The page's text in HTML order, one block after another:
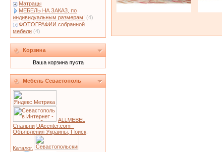
Матрацы
МЕБЕЛЬ НА ЗАКАЗ, по
индивидуальным размерам! (4)
ФОТОГРАФИИ собранной
мебели (4)
Корзина
Ваша корзина пуста
Мебель Севастополь
ALLMEBEL
Спальни UAcenter.com -
Объявления Украины, Поиск,
Каталог.